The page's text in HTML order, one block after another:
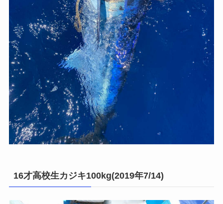
16才高校生カジキ100kg(2019年7/14)